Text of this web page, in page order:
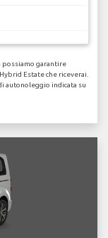
possiamo garantire
Estate che riceverai.
autonoleggio indicata su